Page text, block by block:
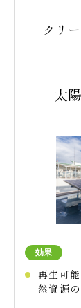
被災
カル
クリ
太
効果
再生可
然資源